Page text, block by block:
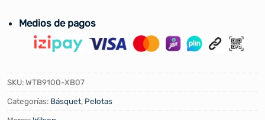
Medios de pagos
SKU:WTB9100-XB07
Categorías: Básquet, Pelotas